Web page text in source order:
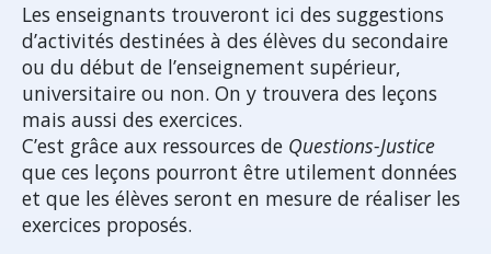
Les enseignants trouveront ici des suggestions
d’activités destinées à des élèves du secondaire
ou du début de l’enseignement supérieur,
universitaire ou non. On y trouvera des leçons
mais aussi des exercices.
C’est grâce aux ressources de Questions-Justice
que ces leçons pourront être utilement données
et que les élèves seront en mesure de réaliser les
exercices proposés.